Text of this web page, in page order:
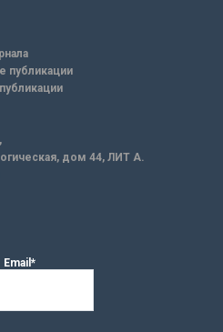
публикации
дом 44, ЛИТ А.
Email*